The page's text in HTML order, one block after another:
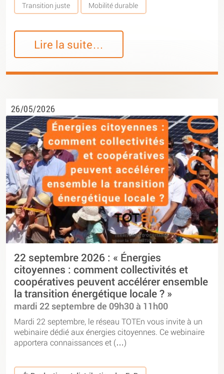
Transition juste Mobilité durable
Lire la suite…
26/05/2026
22 septembre 2026 : « Énergies
citoyennes : comment collectivités et
coopératives peuvent accélérer ensemble
la transition énergétique locale ? »
mardi 22 septembre de 09h30 à 11h00
Mardi 22 septembre, le réseau TOTEn vous invite à un
webinaire dédié aux énergies citoyennes. Ce webinaire
apportera connaissances et (…)